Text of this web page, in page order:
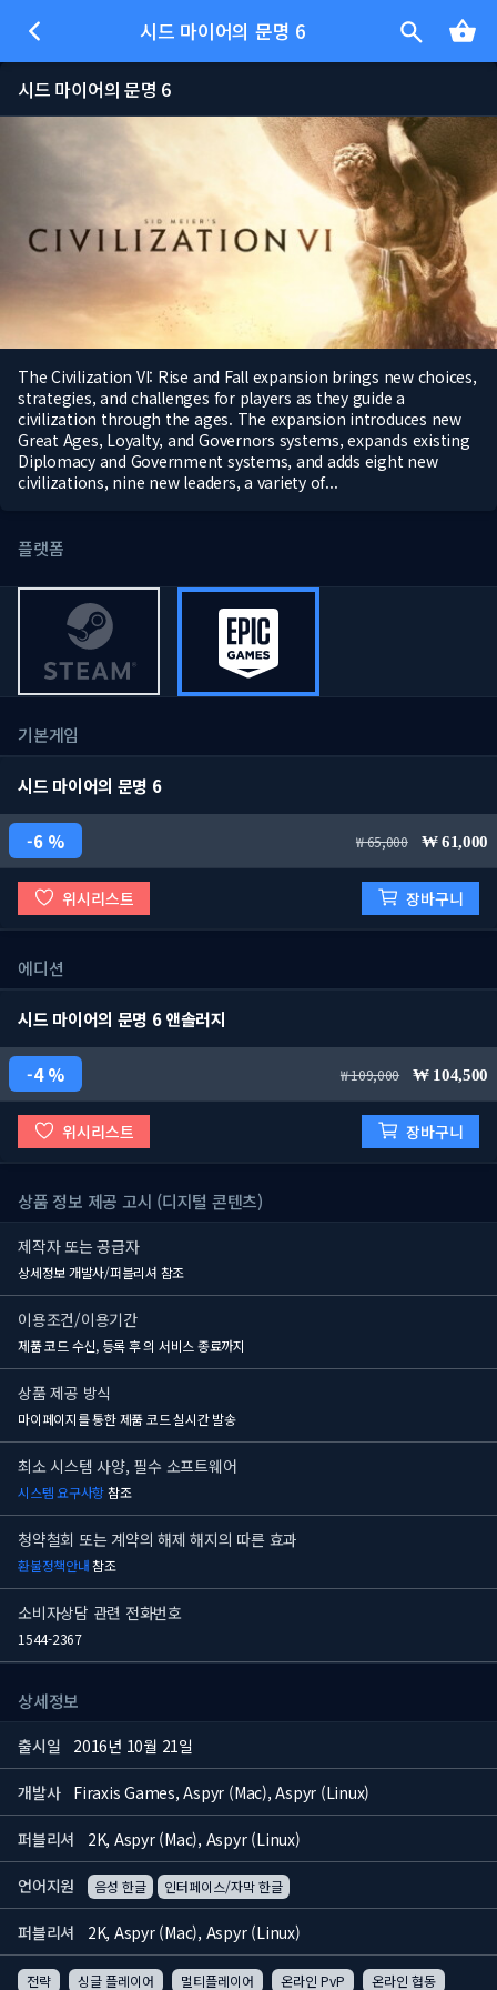
시드 마이어의 문명 6
시드 마이어의 문명 6
The Civilization VI: Rise and Fall expansion brings new choices,
strategies, and challenges for players as they guide a
civilization through the ages. The expansion introduces new
Great Ages, Loyalty, and Governors systems, expands existing
Diplomacy and Government systems, and adds eight new
civilizations, nine new leaders, a variety of...
플랫폼
기본게임
시드 마이어의 문명 6
6 % 65,000 61,000
위시리스트 장바구니
에디션
시드 마이어의 문명 6 앤솔러지
4 % 109,000 104,500
위시리스트 장바구니
상품 정보 제공 고시 (디지털 콘텐츠)
제작자 또는 공급자
상세정보 개발사/퍼블리셔 참조
이용조건/이용기간
제품 코드 수신, 등록 후의 서비스 종료까지
상품 제공 방식
마이페이지를 통한 제품 코드 실시간 발송
최소 시스템 사양, 필수 소프트웨어
시스템 요구사항참조
청약철회 또는 계약의 해제 해지의 따른 효과
환불정책안내참조
소비자상담 관련 전화번호
1544-2367
상세정보
출시일 2016년 10월 21일
개발사 Firaxis Games, Aspyr (Mac), Aspyr (Linux)
퍼블리셔 2K, Aspyr (Mac), Aspyr (Linux)
언어지원 음성 한글 인터페이스/자막 한글
퍼블리셔 2K, Aspyr (Mac), Aspyr (Linux)
전략 싱글 플레이어 멀티플레이어 온라인 PvP 온라인 협동